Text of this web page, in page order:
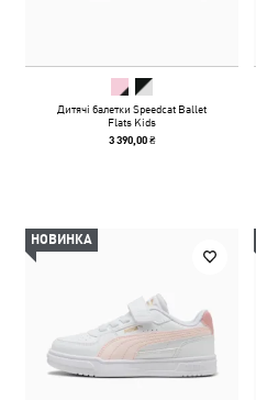
Дитячі балетки Speedcat Ballet
Flats Kids
3 390,00 ₴
НОВИНКА